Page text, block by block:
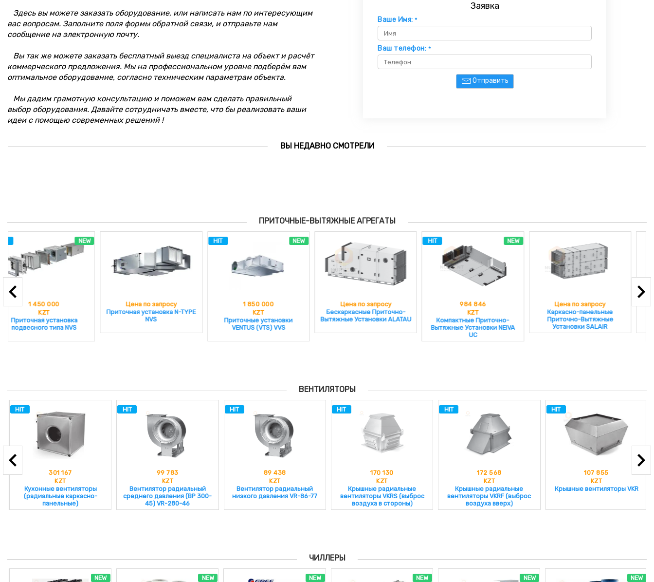
Здесь вы можете заказать оборудование, или написать нам по интересующим
вас вопросам. Заполните поля формы обратной связи, и отправьте нам
сообщение на электронную почту.
Вы так же можете заказать бесплатный выезд специалиста на объект и расчёт
коммерческого предложения. Мы на профессиональном уровне подберём вам
оптимальное оборудование, согласно техническим параметрам объекта.
Мы дадим грамотную консультацию и поможем вам сделать правильный
выбор оборудования. Давайте сотрудничать вместе, что бы реализовать ваши
идеи с помощью современных решений !
Заявка
Ваше Имя: *
Ваш телефон: *
Отправить
ВЫ НЕДАВНО СМОТРЕЛИ
ПРИТОЧНЫЕ-ВЫТЯЖНЫЕ АГРЕГАТЫ
Цена по запросу
Приточная установка N-TYPE
NVS
NEW
1 850 000
KZT
Приточные установки
Цена по запросу
Бескаркасные Приточно-
Вытяжные Установки ALATAU
NEW
984 846
KZT
Компактные Приточно-
UC
Цена по запросу
Каркасно-панельные
Приточно-Вытяжные
Установки SALAIR
Цена по запросу
Приточно-вытяжные
установки AVMD VERTRO
ВЕНТИЛЯТОРЫ
HIT
301 167
KZT
Кухонные вентиляторы
(радиальные каркасно-
панельные)
HIT
99 783
KZT
Вентилятор радиальный
среднего давления (ВР 300-
45) VR-280-46
HIT
89 438
KZT
Вентилятор радиальный
низкого давления VR-86-77
HIT
170 130
KZT
Крышные радиальные
вентиляторы VKRS (выброс
воздуха в стороны)
HIT
172 568
KZT
Крышные радиальные
вентиляторы VKRF (выброс
воздуха вверх)
HIT
107 855
KZT
Крышные вентиляторы VKR
ЧИЛЛЕРЫ
NEW NEW NEW NEW NEW NEW